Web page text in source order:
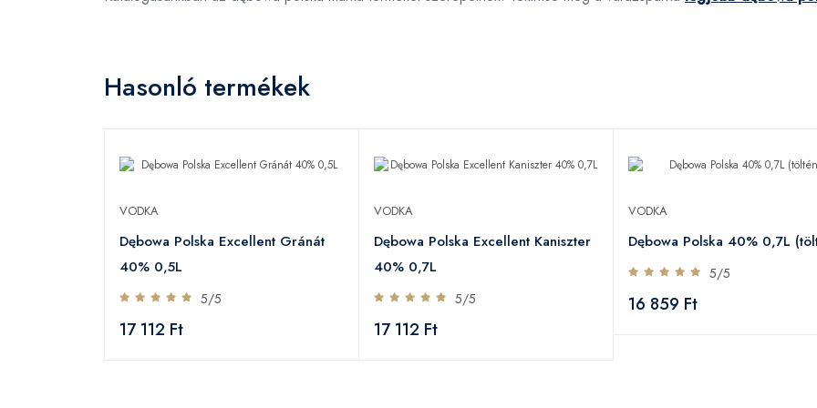
Hasonló termékek
VODKA
Dębowa Polska Excellent Gránát
40% 0,5L
5/5
17 112 Ft
VODKA
Dębowa Polska Excellent Kaniszter
40% 0,7L
5/5
17 112 Ft
VODKA
Dębowa Polska 40% 0,7L
5/5
16 859 Ft